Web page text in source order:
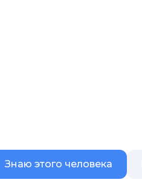
Знаю этого человека